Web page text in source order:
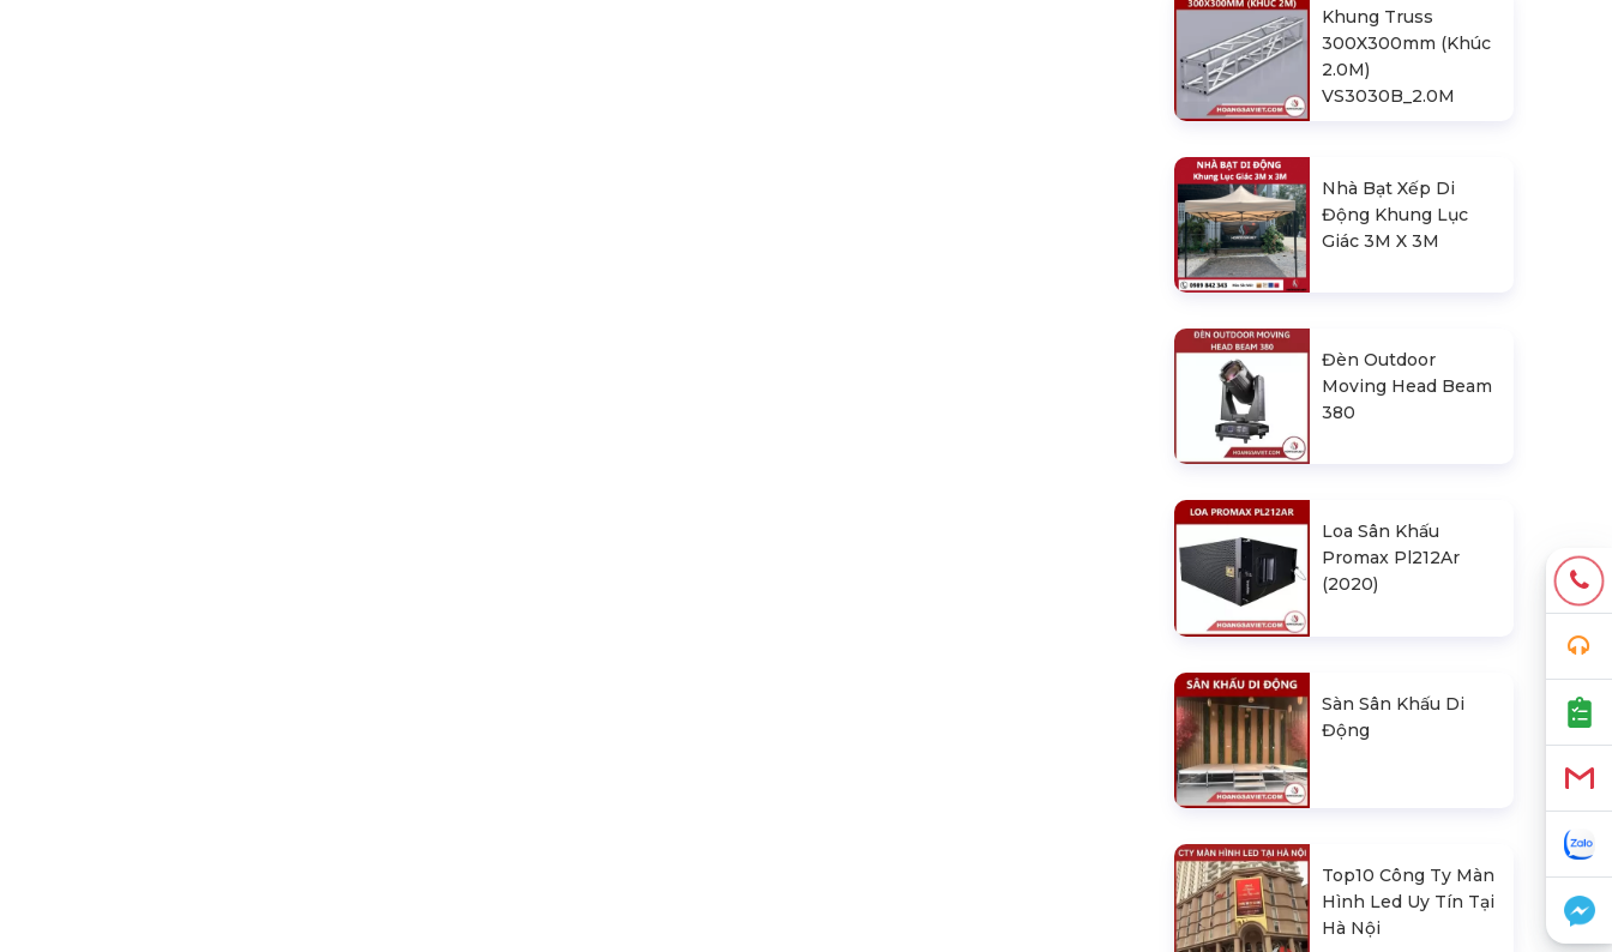
Khung Truss
300X300mm (Khúc
2.0M)
VS3030B_2.0M
Nhà Bạt Xếp Di
Động Khung Lục
Giác 3M X 3M
Đèn Outdoor
Moving Head Beam
380
Loa Sân Khấu
Promax Pl212Ar
(2020)
Sàn Sân Khấu Di
Động
Top10 Công Ty Màn
Hình Led Uy Tín Tại
Hà Nội